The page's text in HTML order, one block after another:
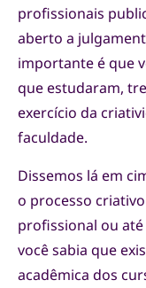
profissionais
aberto a
importante é que
que estudaram,
exercício da
faculdade.
Dissemos lá em
o processo
profissional ou até
você sabia que
acadêmica dos